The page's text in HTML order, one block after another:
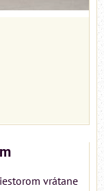
vrátane